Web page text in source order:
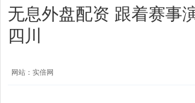
无息外盘配资 跟着赛事
四川
网站：实倍网